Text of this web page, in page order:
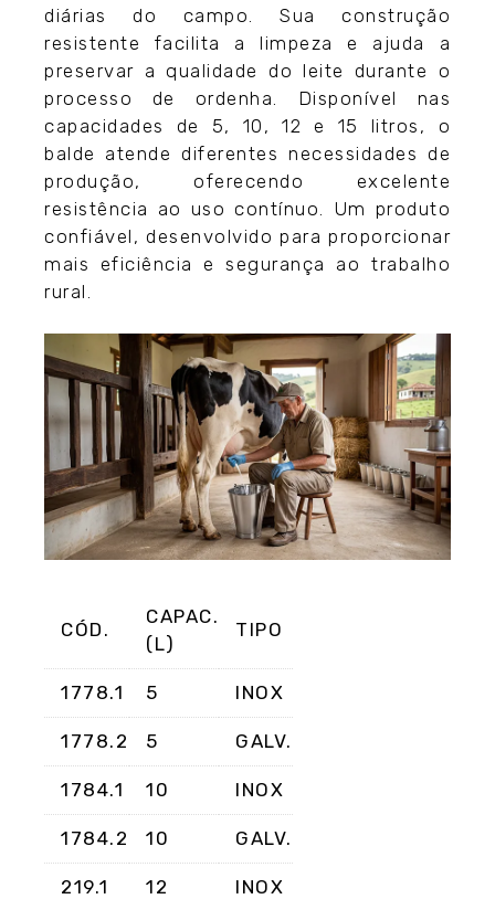
diárias do campo. Sua construção
resistente facilita a limpeza e ajuda a
preservar a qualidade do leite durante o
processo de ordenha. Disponível nas
capacidades de 5, 10, 12 e 15 litros, o
balde atende diferentes necessidades de
produção, oferecendo excelente
resistência ao uso contínuo. Um produto
confiável, desenvolvido para proporcionar
mais eficiência e segurança ao trabalho
rural.
CÓD.
CAPAC.
(L)
TIPO
1778.1 5 INOX
1778.2 5 GALV.
1784.1 10 INOX
1784.2 10 GALV.
219.1 12 INOX